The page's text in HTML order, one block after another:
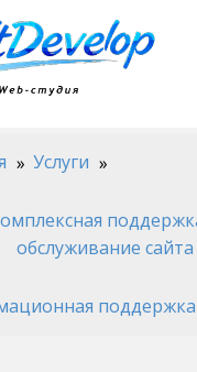
Услуги
обслуживание сайта
поддержка